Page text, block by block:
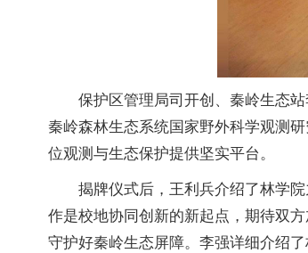
保护区管理局司开创、秦岭生态
秦岭森林生态系统国家野外科学观测
位观测与生态保护提供坚实平台。
揭牌仪式后，王利兵介绍了林学
作是校地协同创新的新起点，期待双
守护好秦岭生态屏障。李强详细介绍